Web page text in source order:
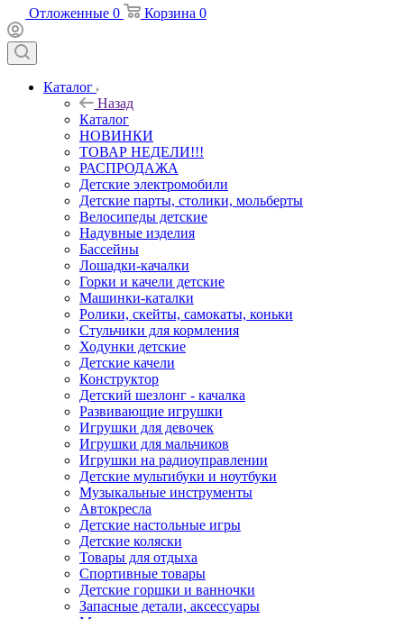
Отложенные 0 Корзина 0
Каталог
Назад
Каталог
НОВИНКИ
ТОВАР НЕДЕЛИ!!!
РАСПРОДАЖА
Детские электромобили
Детские парты, столики, мольберты
Велосипеды детские
Надувные изделия
Бассейны
Лошадки-качалки
Горки и качели детские
Машинки-каталки
Ролики, скейты, самокаты, коньки
Стульчики для кормления
Ходунки детские
Детские качели
Конструктор
Детский шезлонг - качалка
Развивающие игрушки
Игрушки для девочек
Игрушки для мальчиков
Игрушки на радиоуправлении
Детские мультибуки и ноутбуки
Музыкальные инструменты
Автокресла
Детские настольные игры
Детские коляски
Товары для отдыха
Спортивные товары
Детские горшки и ванночки
Запасные детали, аксессуары